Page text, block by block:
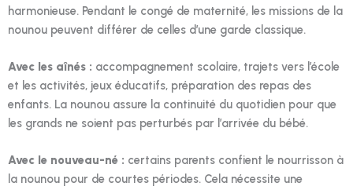
harmonieuse. Pendant le congé de maternité, les missions de la
nounou peuvent différer de celles d’une garde classique.
Avec les aînés : accompagnement scolaire, trajets vers l’école
et les activités, jeux éducatifs, préparation des repas des
enfants. La nounou assure la continuité du quotidien pour que
les grands ne soient pas perturbés par l’arrivée du bébé.
Avec le nouveau-né : certains parents confient le nourrisson à
la nounou pour de courtes périodes. Cela nécessite une